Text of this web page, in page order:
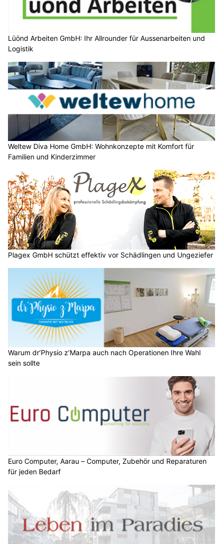
Lüönd Arbeiten GmbH: Ihr Allrounder für Aussenarbeiten und
Logistik
Weltew Diva Home GmbH: Wohnkonzepte mit Komfort für
Familien und Kinderzimmer
Plagex GmbH schützt effektiv vor Schädlingen und Ungeziefer
Warum dr’Physio z’Marpa auch nach Operationen Ihre Wahl
sein sollte
Euro Computer, Aarau – Computer, Zubehör und Reparaturen
für jeden Bedarf